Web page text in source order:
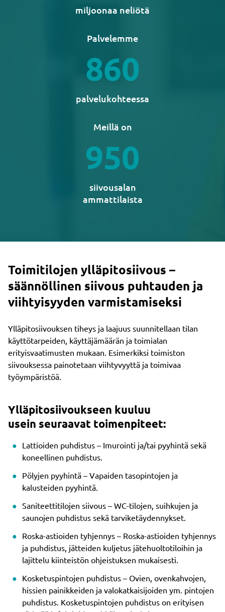
miljoonaa neliötä
Palvelemme
860
palvelukohteessa
Meillä on
950
siivousalan
ammattilaista
Toimitilojen ylläpitosiivous –
säännöllinen siivous puhtauden ja
viihtyisyyden varmistamiseksi
Ylläpitosiivouksen tiheys ja laajuus suunnitellaan tilan
käyttötarpeiden, käyttäjämäärän ja toimialan
erityisvaatimusten mukaan. Esimerkiksi toimiston
siivouksessa painotetaan viihtyvyyttä ja toimivaa
työympäristöä.
Ylläpitosiivoukseen kuuluu
usein seuraavat toimenpiteet:
Lattioiden puhdistus – Imurointi ja/tai pyyhintä sekä
koneellinen puhdistus.
Pölyjen pyyhintä – Vapaiden tasopintojen ja
kalusteiden pyyhintä.
Saniteettitilojen siivous – WC-tilojen, suihkujen ja
saunojen puhdistus sekä tarviketäydennykset.
Roska-astioiden tyhjennys – Roska-astioiden tyhjennys
ja puhdistus, jätteiden kuljetus jätehuoltotiloihin ja
lajittelu kiinteistön ohjeistuksen mukaisesti.
Kosketuspintojen puhdistus – Ovien, ovenkahvojen,
hissien painikkeiden ja valokatkaisijoiden ym. pintojen
puhdistus. Kosketuspintojen puhdistus on erityisen